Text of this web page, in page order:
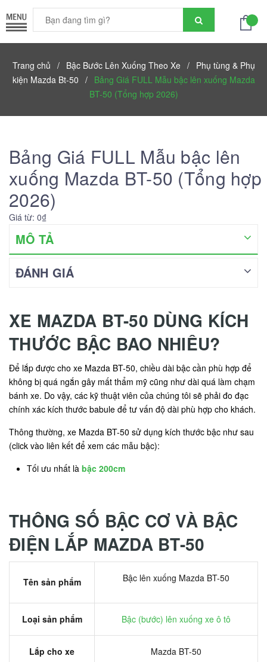
Trang chủ / Bậc Bước Lên Xuống Theo Xe / Phụ tùng & Phụ
kiện Mazda Bt-50 / Bảng Giá FULL Mẫu bậc lên xuống Mazda
BT-50 (Tổng hợp 2026)
Bảng Giá FULL Mẫu bậc lên
xuống Mazda BT-50 (Tổng hợp
2026)
Giá từ: 0₫
MÔ TẢ
ĐÁNH GIÁ
XE MAZDA BT-50 DÙNG KÍCH
THƯỚC BẬC BAO NHIÊU?
Để lắp được cho xe Mazda BT-50, chiều dài bậc cần phù hợp để
không bị quá ngắn gây mất thẩm mỹ cũng như dài quá làm chạm
bánh xe. Do vậy, các kỹ thuật viên của chúng tôi sẽ phải đo đạc
chính xác kích thước babule để tư vấn độ dài phù hợp cho khách.
Thông thường, xe Mazda BT-50 sử dụng kích thước bậc như sau
(click vào liên kết để xem các mẫu bậc):
Tối ưu nhất là bậc 200cm
THÔNG SỐ BẬC CƠ VÀ BẬC
ĐIỆN LẮP MAZDA BT-50
Tên sản phẩm Bậc lên xuống Mazda BT-50
Loại sản phẩm Bậc (bước) lên xuống xe ô tô
Lắp cho xe Mazda BT-50